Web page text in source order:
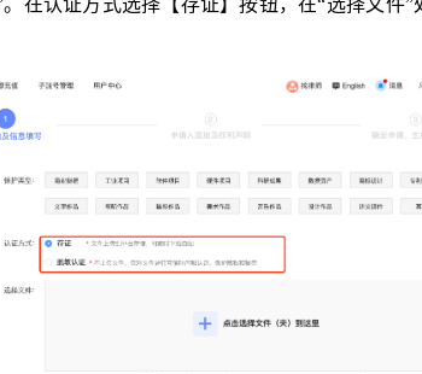
在认证方式选择【存证】按钮，在“选择文件